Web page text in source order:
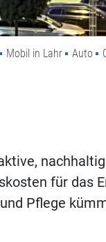
Mobil in Lahr Auto
für das
Pflege